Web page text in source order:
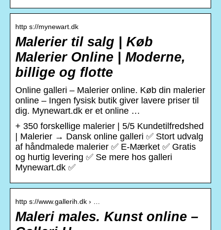
http s://mynewart.dk
Malerier til salg | Køb
Malerier Online | Moderne,
billige og flotte
Online galleri – Malerier online. Køb din malerier
online – Ingen fysisk butik giver lavere priser til
dig. Mynewart.dk er et online …
+ 350 forskellige malerier | 5/5 Kundetilfredshed
| Malerier → Dansk online galleri ✅ Stort udvalg
af håndmalede malerier ✅ E-Mærket ✅ Gratis
og hurtig levering ✅ Se mere hos galleri
Mynewart.dk ✅
http s://www.gallerih.dk › …
Maleri males. Kunst online –